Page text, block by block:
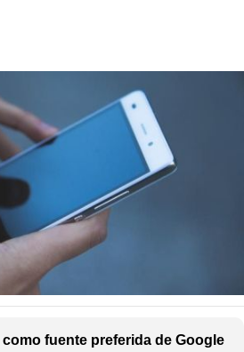
como fuente preferida de Google